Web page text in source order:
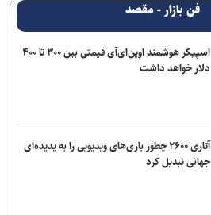
فن بازار - مقصد
اسپیکر هوشمند اوپن‌ای‌آی قیمتی بین ۳۰۰ تا ۴۰۰
دلار خواهد داشت
آتاری ۲۶۰۰ چطور بازی‌های ویدیویی را به پدیده‌ای
جهانی تبدیل کرد